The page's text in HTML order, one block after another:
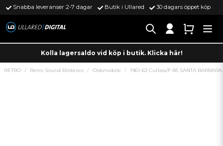
Snabba leveranser 2-7 dagar Butik i Ullared 30 dagars öppet köp
Kolla lagersaldo vid köp i butik. Klicka här!
RETRO Retro Sound Bilstereo Oldsmobile 1961-63 Cutlass/F-85 SANTA BARBARA